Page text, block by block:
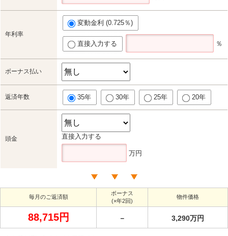
年利率
変動金利 (0.725％)
直接入力する ％
ボーナス払い
返済年数 35年 30年 25年 20年
頭金 直接入力する
万円
毎月のご返済額
ボーナス
(×年2回)
物件価格
88,715円 － 3,290万円